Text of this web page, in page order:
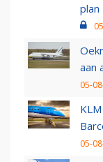
plan
aan
05-
05-